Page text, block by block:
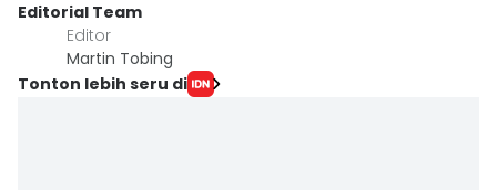
Editorial Team
Editor
Martin Tobing
Tonton lebih seru di